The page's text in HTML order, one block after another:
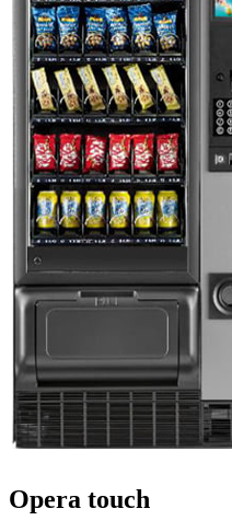
Opera touch